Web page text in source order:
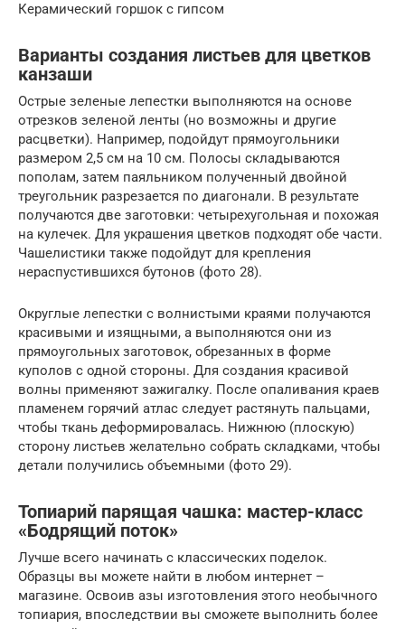
Керамический горшок с гипсом
Варианты создания листьев для цветков
канзаши
Острые зеленые лепестки выполняются на основе
отрезков зеленой ленты (но возможны и другие
расцветки). Например, подойдут прямоугольники
размером 2,5 см на 10 см. Полосы складываются
пополам, затем паяльником полученный двойной
треугольник разрезается по диагонали. В результате
получаются две заготовки: четырехугольная и похожая
на кулечек. Для украшения цветков подходят обе части.
Чашелистики также подойдут для крепления
нераспустившихся бутонов (фото 28).
Округлые лепестки с волнистыми краями получаются
красивыми и изящными, а выполняются они из
прямоугольных заготовок, обрезанных в форме
куполов с одной стороны. Для создания красивой
волны применяют зажигалку. После опаливания краев
пламенем горячий атлас следует растянуть пальцами,
чтобы ткань деформировалась. Нижнюю (плоскую)
сторону листьев желательно собрать складками, чтобы
детали получились объемными (фото 29).
Топиарий парящая чашка: мастер-класс
«Бодрящий поток»
Лучше всего начинать с классических поделок.
Образцы вы можете найти в любом интернет –
магазине. Освоив азы изготовления этого необычного
топиария, впоследствии вы сможете выполнить более